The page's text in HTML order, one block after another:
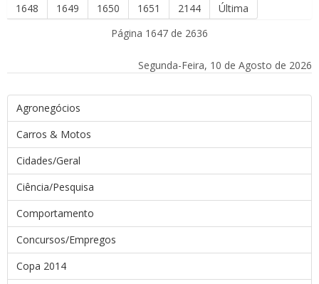
1648
1649 1650 1651 2144
Última
Página 1647 de 2636
Segunda-Feira, 10 de Agosto de 2026
Agronegócios
Carros & Motos
Cidades/Geral
Ciência/Pesquisa
Comportamento
Concursos/Empregos
Copa 2014